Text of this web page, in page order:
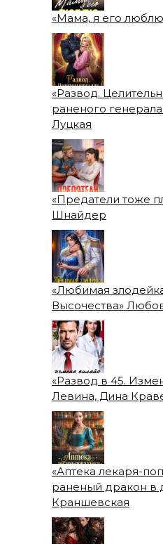
«Мама, я его
«Развод.
раненого
Луцкая
«Предатели тоже
Шнайдер
«Любимая
Высочества»
«Развод в 45.
Левина, Дина
«Аптека лекаря-
раненый дракон в
Краншевская